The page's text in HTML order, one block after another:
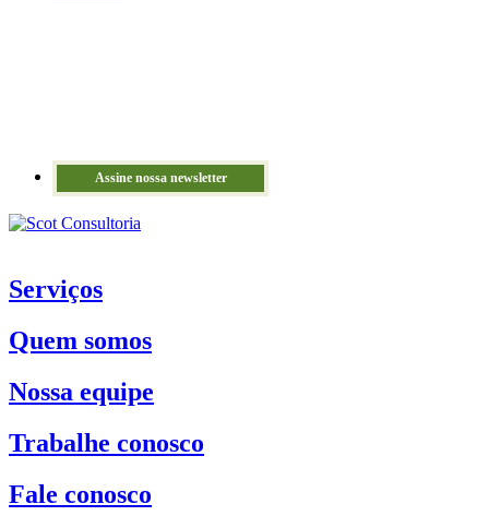
Assine nossa newsletter
Serviços
Quem somos
Nossa equipe
Trabalhe conosco
Fale conosco